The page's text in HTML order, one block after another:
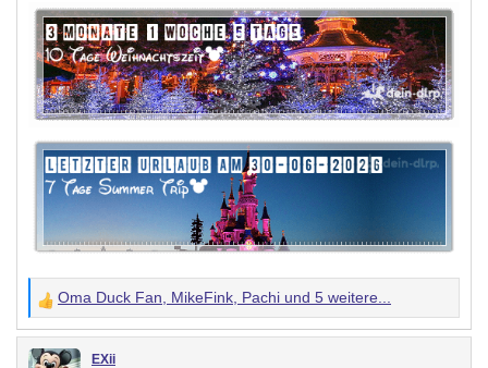
W
e
r
Oma Duck Fan MikeFink Pachi und 5 weitere...
EXii